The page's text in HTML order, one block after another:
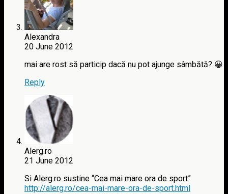
Alexandra
20 June 2012
mai are rost să particip dacă nu pot ajunge sâmbătă? 😀
Reply
Alerg.ro
21 June 2012
Si Alerg.ro sustine “Cea mai mare ora de sport”
http://alerg.ro/cea-mai-mare-ora-de-sport.html